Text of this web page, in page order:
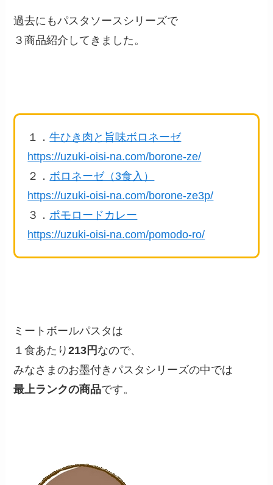
過去にもパスタソースシリーズで
３商品紹介してきました。
１．牛ひき肉と旨味ボロネーゼ
https://uzuki-oisi-na.com/borone-ze/
２． ボロネーゼ（3食入）
https://uzuki-oisi-na.com/borone-ze3p/
３． ポモロードカレー
https://uzuki-oisi-na.com/pomodo-ro/
ミートボールパスタは
１食あたり213円 なので、
みなさまのお墨付きパスタシリーズの中では
最上ランクの商品です。